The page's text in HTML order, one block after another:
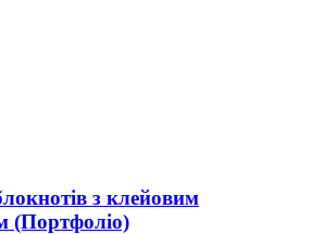
з клейовим
(Портфоліо)